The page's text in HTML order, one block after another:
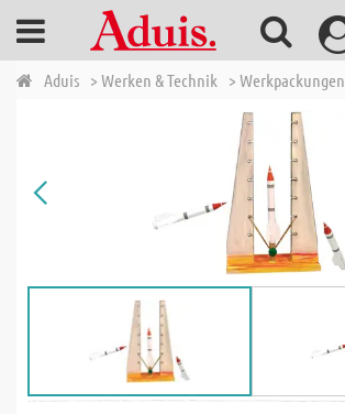
Aduis > Werken & Technik > Werkpackungen